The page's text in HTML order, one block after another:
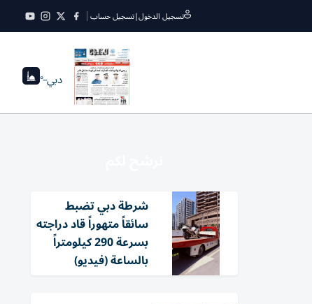
تسجيل الدخول|تسجيل حساب
دبي--°
شرطة دبي تضبط
سائقاً متهوراً قاد دراجته
بسرعة 290 كيلومتراً
بالساعة (فيديو)